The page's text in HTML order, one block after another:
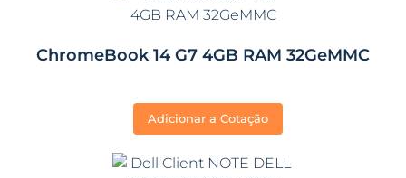
ChromeBook 14 G7 4GB RAM 32GeMMC
Adicionar a Cotação